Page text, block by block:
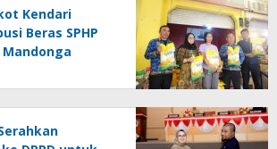
Kendari
Beras SPHP